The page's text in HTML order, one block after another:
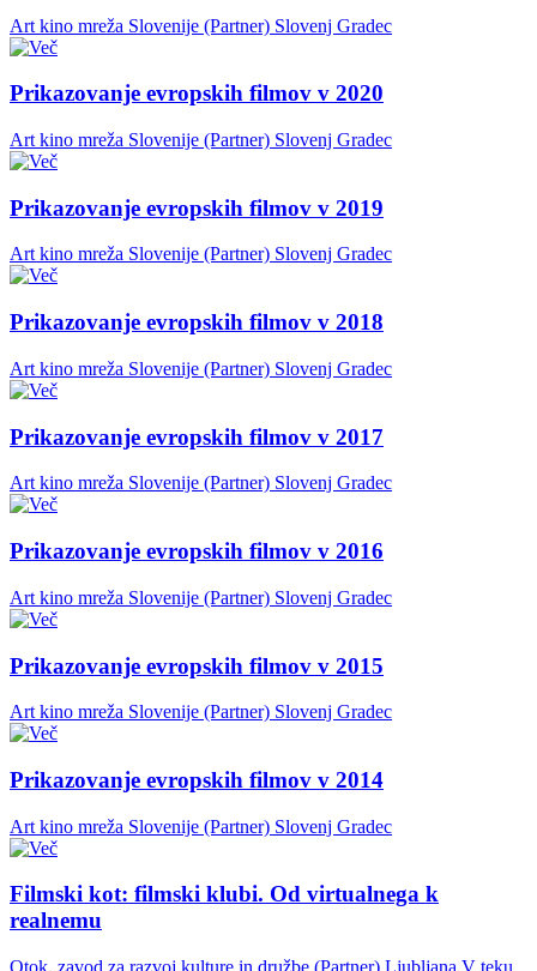
Art kino mreža Slovenije (Partner) Slovenj Gradec
Prikazovanje evropskih filmov v 2020
Art kino mreža Slovenije (Partner) Slovenj Gradec
Prikazovanje evropskih filmov v 2019
Art kino mreža Slovenije (Partner) Slovenj Gradec
Prikazovanje evropskih filmov v 2018
Art kino mreža Slovenije (Partner) Slovenj Gradec
Prikazovanje evropskih filmov v 2017
Art kino mreža Slovenije (Partner) Slovenj Gradec
Prikazovanje evropskih filmov v 2016
Art kino mreža Slovenije (Partner) Slovenj Gradec
Prikazovanje evropskih filmov v 2015
Art kino mreža Slovenije (Partner) Slovenj Gradec
Prikazovanje evropskih filmov v 2014
Art kino mreža Slovenije (Partner) Slovenj Gradec
Filmski kot: filmski klubi. Od virtualnega k
realnemu
Otok, zavod za razvoj kulture in družbe (Partner) Ljubljana V teku